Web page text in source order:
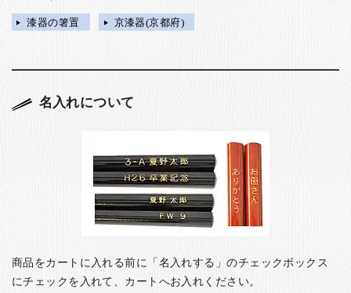
漆器の箸置 京漆器(京都府)
名入れについて
商品をカートに入れる前に「名入れする」のチェックボックス
にチェックを入れて、カートへお入れください。